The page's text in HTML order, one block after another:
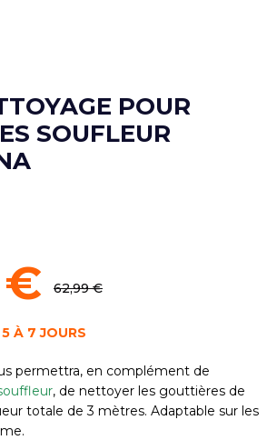
POUR
SOUFLEUR
€ 62,99 €
À 7 JOURS
permettra, en complément de
, de nettoyer les gouttières de
totale de 3 mètres. Adaptable sur les